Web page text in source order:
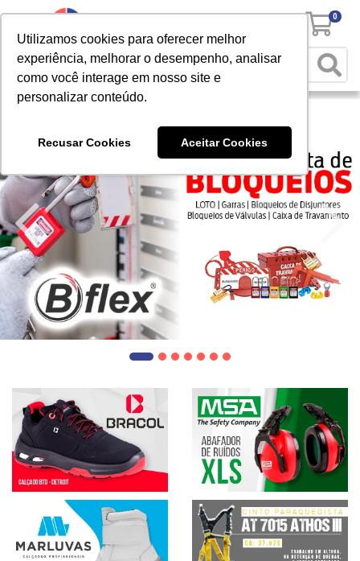
Utilizamos cookies para oferecer melhor
experiência, melhorar o desempenho, analisar
como você interage em nosso site e
personalizar conteúdo.
Recusar Cookies Aceitar Cookies
0